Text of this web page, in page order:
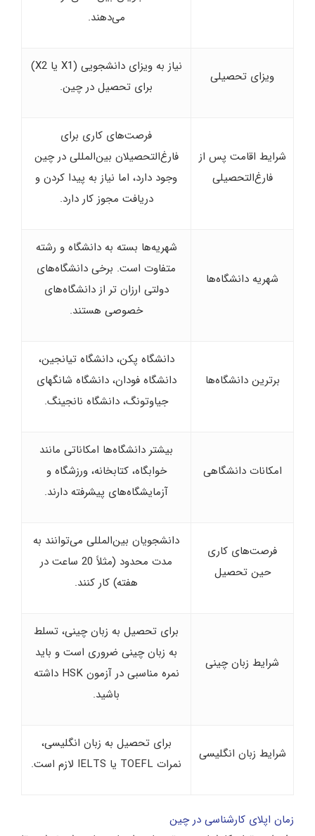
می‌دهند.
ویزای تحصیلی
نیاز به ویزای دانشجویی (X1 یا X2)
برای تحصیل در چین.
شرایط اقامت پس از
فارغ‌التحصیلی
فرصت‌های کاری برای
فارغ‌التحصیلان بین‌المللی در چین
وجود دارد، اما نیاز به پیدا کردن و
دریافت مجوز کار دارد.
شهریه دانشگاه‌ها
شهریه‌ها بسته به دانشگاه و رشته
متفاوت است. برخی دانشگاه‌های
دولتی ارزان‌ تر از دانشگاه‌های
خصوصی هستند.
برترین دانشگاه‌ها
دانشگاه پکن، دانشگاه تیانجین،
دانشگاه فودان، دانشگاه شانگهای
جیاوتونگ، دانشگاه نانجینگ.
امکانات دانشگاهی
بیشتر دانشگاه‌ها امکاناتی مانند
خوابگاه، کتابخانه، ورزشگاه و
آزمایشگاه‌های پیشرفته دارند.
فرصت‌های کاری
حین تحصیل
دانشجویان بین‌المللی می‌توانند به
مدت محدود (مثلاً 20 ساعت در
هفته) کار کنند.
شرایط زبان چینی
برای تحصیل به زبان چینی، تسلط
به زبان چینی ضروری است و باید
نمره مناسبی در آزمون HSK داشته
باشید.
شرایط زبان انگلیسی
برای تحصیل به زبان انگلیسی،
نمرات TOEFL یا IELTS لازم است.
زمان اپلای کارشناسی در چین